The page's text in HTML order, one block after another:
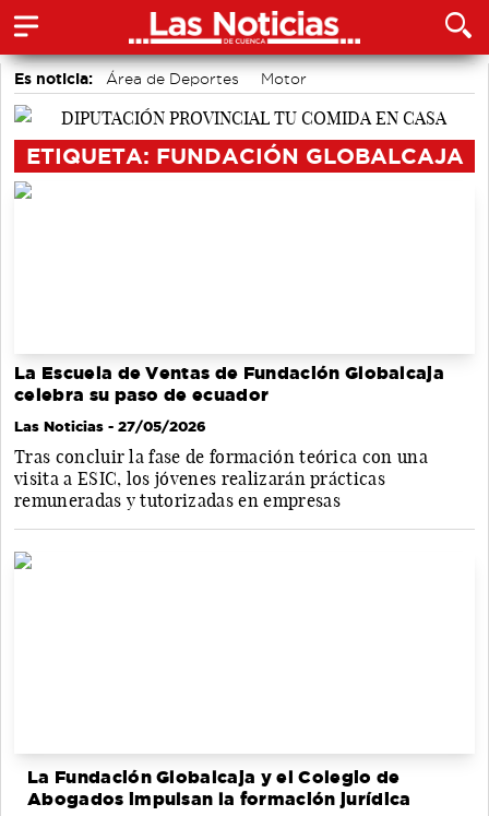
Es noticia: Área de Deportes
Motor
accidentes laborales
ETIQUETA: FUNDACIÓN GLOBALCAJA
La Escuela de Ventas de Fundación Globalcaja
celebra su paso de ecuador
Las Noticias - 27/05/2026
Tras concluir la fase de formación teórica con una
visita a ESIC, los jóvenes realizarán prácticas
remuneradas y tutorizadas en empresas
La Fundación Globalcaja y el Colegio de
Abogados impulsan la formación jurídica